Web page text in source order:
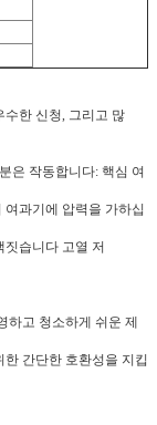
수한 신청, 그리고 많
은 작동합니다: 핵심 여
여과기에 압력을 가하십
짓습니다 고열 저
하고 청소하게 쉬운 제
간단한 호환성을 지킵